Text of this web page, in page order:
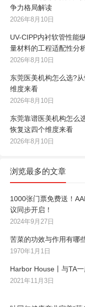
争力格局解读
2026年8月10日
UV-CIPP内衬软管性能
量材料的工程适配性分
2026年8月10日
东莞医美机构怎么选?
维度来看
2026年8月10日
东莞靠谱医美机构怎么
恢复这四个维度来看
2026年8月10日
浏览最多的文章
1000张门票免费送！
议同步开启！
2024年9月27日
苦菜的功效与作用有哪
1970年1月1日
Harbor House丨与TA
2021年11月3日